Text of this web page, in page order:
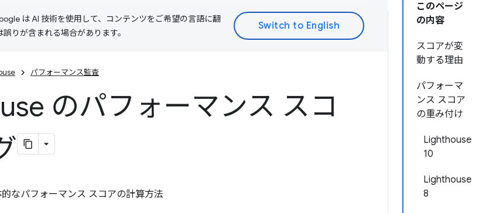
このページ
の内容
スコアが変
動する理由
パフォーマ
ンス スコア
の重み付け
Lighthouse
10
Lighthouse
8
は AI 技術を使用して、コンテンツをご希望の言語に翻
りが含まれる場合があります。
パフォーマンス監査
のパフォーマンス スコ
なパフォーマンス スコアの計算方法